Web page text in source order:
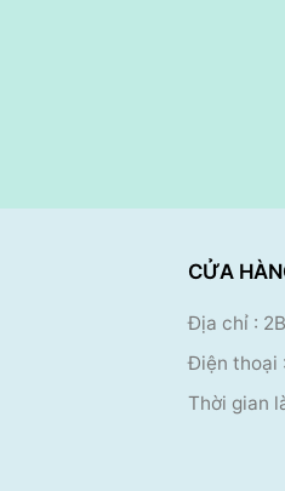
CỬA
Địa chỉ :
Điện thoại :
Thời gian